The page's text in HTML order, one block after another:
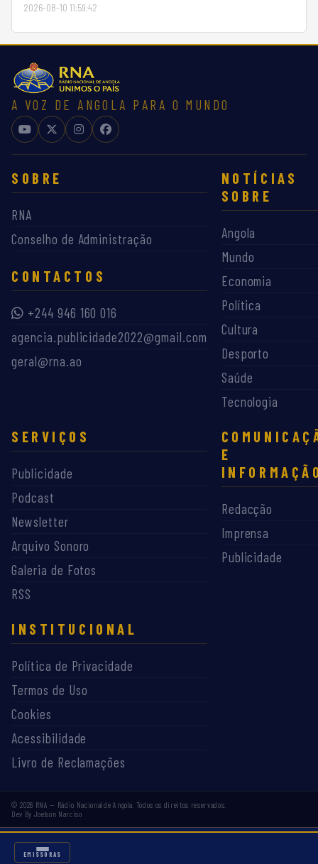
2026-08-10 11:59:42
A VOZ DE ANGOLA PARA O MUNDO
SOBRE
RNA
Conselho de Administração
CONTACTOS
+244 946 160 016
agencia.publicidade2022@gmail.com
geral@rna.ao
NOTÍCIAS
SOBRE
Angola
Mundo
Economia
Política
Cultura
Desporto
Saúde
Tecnologia
SERVIÇOS
Publicidade
Podcast
Newsletter
Arquivo Sonoro
Galeria de Fotos
RSS
E
Redacção
Imprensa
Publicidade
INSTITUCIONAL
Política de Privacidade
Termos de Uso
Cookies
Acessibilidade
Livro de Reclamações
©2026 RNA — Rádio Nacional de Angola. Todos os direitos reservados.
Dev By Joelson Narciso
EMISSORAS RNA
EMISSORAS
INÍCIO